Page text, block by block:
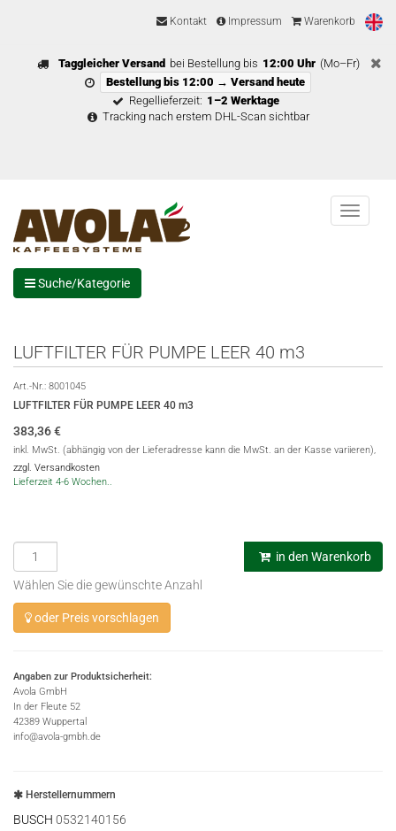
Kontakt Impressum Warenkorb
Taggleicher Versand bei Bestellung bis 12:00 Uhr (Mo–Fr)
Bestellung bis 12:00 → Versand heute
Regellieferzeit: 1–2 Werktage
Tracking nach erstem DHL-Scan sichtbar
Menu
Suche/Kategorie
LUFTFILTER FÜR PUMPE LEER 40 m3
Art.-Nr.: 8001045
LUFTFILTER FÜR PUMPE LEER 40 m3
383,36€
inkl. MwSt. (abhängig von der Lieferadresse kann die MwSt. an der Kasse variieren),
zzgl. Versandkosten
Lieferzeit 4-6 Wochen..
in den Warenkorb
Wählen Sie die gewünschte Anzahl
oder Preis vorschlagen
Angaben zur Produktsicherheit:
Avola GmbH
In der Fleute 52
42389 Wuppertal
info@avola-gmbh.de
Herstellernummern
BUSCH 0532140156